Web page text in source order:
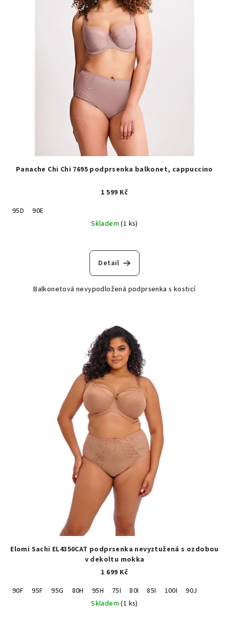
Panache Chi Chi 7695 podprsenka balkonet, cappuccino
1 599 Kč
95D
90E
Skladem(1 ks)
Detail
Balkonetová nevypodložená podprsenka s kosticí
Elomi Sachi EL4350CAT podprsenka nevyztužená s ozdobou
v dekoltu mokka
1 699 Kč
90F
95F 95G 80H 95H 75I 80I 85I 100I
90J
Skladem(1 ks)